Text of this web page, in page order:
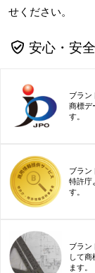
せください。
安心・安
ブラン
商標デ
す。
ブラン
特許庁
す。
ブラン
して
ます。